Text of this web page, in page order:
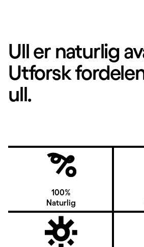
Ull er naturlig
Utforsk
ull.
100%
Naturlig